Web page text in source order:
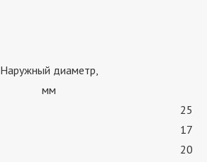
Наружный диаметр,
мм
25
17
20